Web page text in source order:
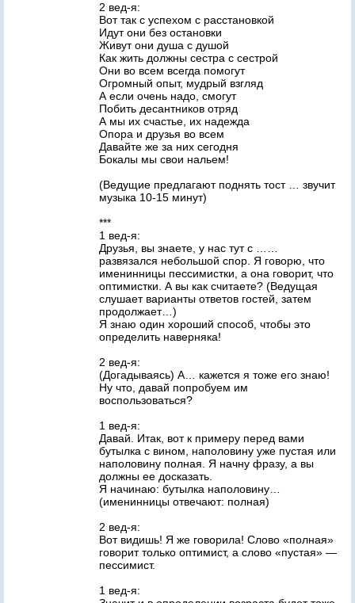
2 вед-я:
Вот так с успехом с расстановкой
Идут они без остановки
Живут они душа с душой
Как жить должны сестра с сестрой
Они во всем всегда помогут
Огромный опыт, мудрый взгляд
А если очень надо, смогут
Побить десантников отряд
А мы их счастье, их надежда
Опора и друзья во всем
Давайте же за них сегодня
Бокалы мы свои нальем!
(Ведущие предлагают поднять тост … звучит
музыка 10-15 минут)
***
1 вед-я:
Друзья, вы знаете, у нас тут с ……
развязался небольшой спор. Я говорю, что
именинницы пессимистки, а она говорит, что
оптимистки. А вы как считаете? (Ведущая
слушает варианты ответов гостей, затем
продолжает…)
Я знаю один хороший способ, чтобы это
определить наверняка!
2 вед-я:
(Догадываясь) А… кажется я тоже его знаю!
Ну что, давай попробуем им
воспользоваться?
1 вед-я:
Давай. Итак, вот к примеру перед вами
бутылка с вином, наполовину уже пустая или
наполовину полная. Я начну фразу, а вы
должны ее досказать.
Я начинаю: бутылка наполовину…
(именинницы отвечают: полная)
2 вед-я:
Вот видишь! Я же говорила! Слово «полная»
говорит только оптимист, а слово «пустая» —
пессимист.
1 вед-я: